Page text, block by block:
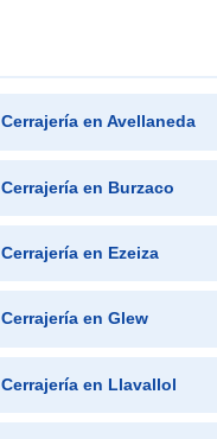
Cerrajería en Avellaneda
Cerrajería en Burzaco
Cerrajería en Ezeiza
Cerrajería en Glew
Cerrajería en Llavallol